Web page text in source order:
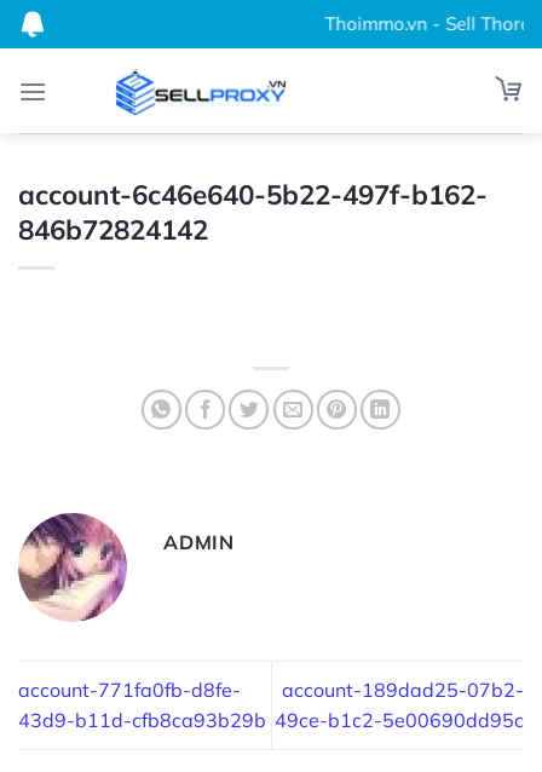
Bỏ
qua
dung
Thoimmo.vn - Sell
account-6c46e640-5b22-497f-b162-
846b72824142
ADMIN
account-771fa0fb-d8fe-
43d9-b11d-cfb8ca93b29b
account-189dad25-07b2-
49ce-b1c2-5e00690dd95c